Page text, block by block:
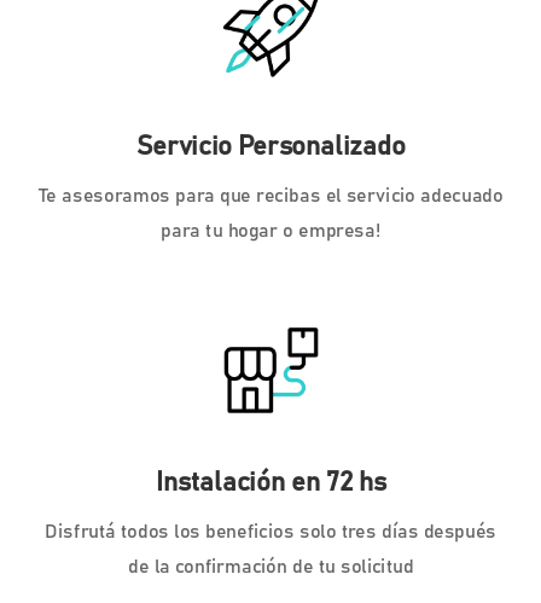
Servicio Personalizado
Te asesoramos para que recibas el servicio adecuado
para tu hogar o empresa!
Instalación en 72 hs
Disfrutá todos los beneficios solo tres días después
de la confirmación de tu solicitud